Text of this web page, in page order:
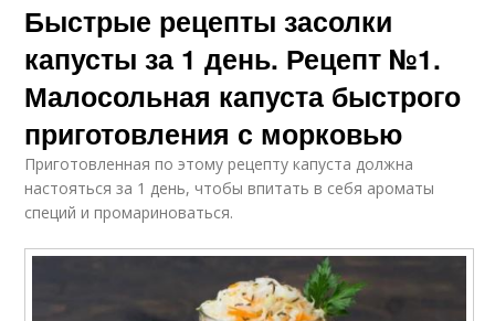
Быстрые рецепты засолки
капусты за 1 день. Рецепт №1.
Малосольная капуста быстрого
приготовления с морковью
Приготовленная по этому рецепту капуста должна
настояться за 1 день, чтобы впитать в себя ароматы
специй и промариноваться.